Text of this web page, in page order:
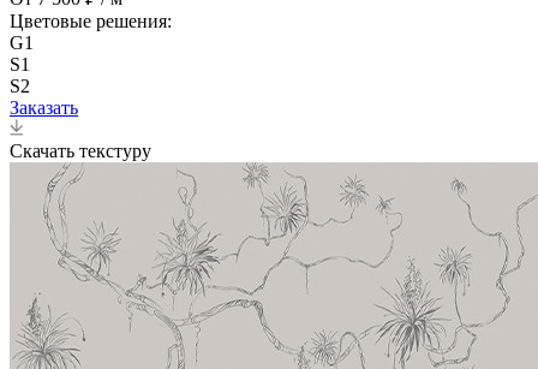
Цветовые решения:
G1
S1
S2
Заказать
Скачать текстуру